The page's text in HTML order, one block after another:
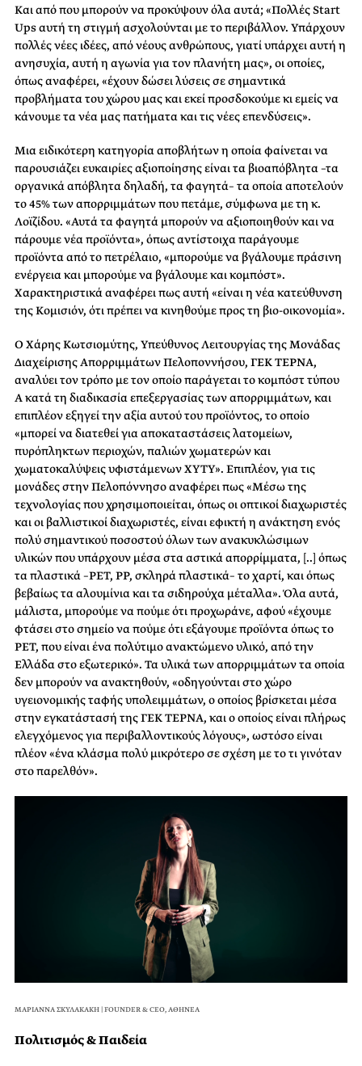
Και από που μπορούν να προκύψουν όλα αυτά; «Πολλές Start
Ups αυτή τη στιγμή ασχολούνται με το περιβάλλον. Υπάρχουν
πολλές νέες ιδέες, από νέους ανθρώπους, γιατί υπάρχει αυτή η
ανησυχία, αυτή η αγωνία για τον πλανήτη μας», οι οποίες,
όπως αναφέρει, «έχουν δώσει λύσεις σε σημαντικά
προβλήματα του χώρου μας και εκεί προσδοκούμε κι εμείς να
κάνουμε τα νέα μας πατήματα και τις νέες επενδύσεις».
Μια ειδικότερη κατηγορία αποβλήτων η οποία φαίνεται να
παρουσιάζει ευκαιρίες αξιοποίησης είναι τα βιοαπόβλητα –τα
οργανικά απόβλητα δηλαδή, τα φαγητά– τα οποία αποτελούν
το 45% των απορριμμάτων που πετάμε, σύμφωνα με τη κ.
Λοϊζίδου. «Αυτά τα φαγητά μπορούν να αξιοποιηθούν και να
πάρουμε νέα προϊόντα», όπως αντίστοιχα παράγουμε
προϊόντα από το πετρέλαιο, «μπορούμε να βγάλουμε πράσινη
ενέργεια και μπορούμε να βγάλουμε και κομπόστ».
Χαρακτηριστικά αναφέρει πως αυτή «είναι η νέα κατεύθυνση
της Κομισιόν, ότι πρέπει να κινηθούμε προς τη βιο-οικονομία».
Ο Χάρης Κωτσιομύτης, Υπεύθυνος Λειτουργίας της Μονάδας
Διαχείρισης Απορριμμάτων Πελοποννήσου, ΓΕΚ ΤΕΡΝΑ,
αναλύει τον τρόπο με τον οποίο παράγεται το κομπόστ τύπου
Α κατά τη διαδικασία επεξεργασίας των απορριμμάτων, και
επιπλέον εξηγεί την αξία αυτού του προϊόντος, το οποίο
«μπορεί να διατεθεί για αποκαταστάσεις λατομείων,
πυρόπληκτων περιοχών, παλιών χωματερών και
χωματοκαλύψεις υφιστάμενων ΧΥΤΥ». Επιπλέον, για τις
μονάδες στην Πελοπόννησο αναφέρει πως «Μέσω της
τεχνολογίας που χρησιμοποιείται, όπως οι οπτικοί διαχωριστές
και οι βαλλιστικοί διαχωριστές, είναι εφικτή η ανάκτηση ενός
πολύ σημαντικού ποσοστού όλων των ανακυκλώσιμων
υλικών που υπάρχουν μέσα στα αστικά απορρίμματα, [..] όπως
τα πλαστικά –PET, PP, σκληρά πλαστικά– το χαρτί, και όπως
βεβαίως τα αλουμίνια και τα σιδηρούχα μέταλλα». Όλα αυτά,
μάλιστα, μπορούμε να πούμε ότι προχωράνε, αφού «έχουμε
φτάσει στο σημείο να πούμε ότι εξάγουμε προϊόντα όπως το
PET, που είναι ένα πολύτιμο ανακτώμενο υλικό, από την
Ελλάδα στο εξωτερικό». Τα υλικά των απορριμμάτων τα οποία
δεν μπορούν να ανακτηθούν, «οδηγούνται στο χώρο
υγειονομικής ταφής υπολειμμάτων, ο οποίος βρίσκεται μέσα
στην εγκατάστασή της ΓΕΚ ΤΕΡΝΑ, και ο οποίος είναι πλήρως
ελεγχόμενος για περιβαλλοντικούς λόγους», ωστόσο είναι
πλέον «ένα κλάσμα πολύ μικρότερο σε σχέση με το τι γινόταν
στο παρελθόν».
ΜΑΡΙΑΝΝΑ ΣΚΥΛΑΚΑΚΗ | FOUNDER & CEO, ΑΘΗΝΕΑ
Πολιτισμός & Παιδεία